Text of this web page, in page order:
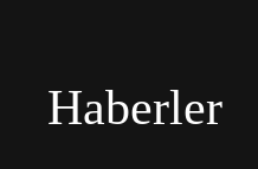
Haberler